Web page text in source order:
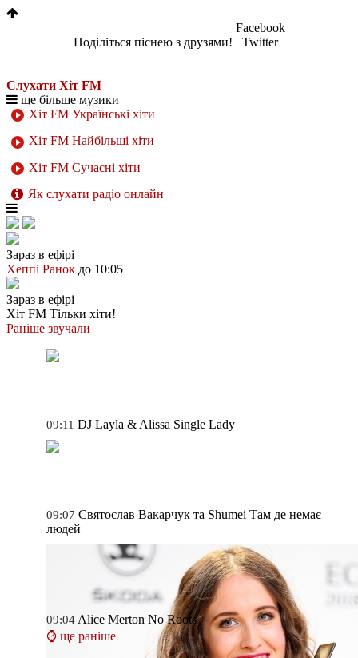
Поділіться піснею з друзями!
Facebook
Twitter
Слухати Хіт FM
ще більше музики
Хіт FM Українські хіти
Хіт FM Найбільші хіти
Хіт FM Сучасні хіти
Як слухати радіо онлайн
Зараз в ефірі
Хеппі Ранок до 10:05
Зараз в ефірі
Хіт FM Тільки хіти!
Раніше звучали
09:11 DJ Layla & Alissa Single Lady
09:07 Святослав Вакарчук та Shumei Там де немає
людей
09:04 Alice Merton No Roots
⌚ ще раніше